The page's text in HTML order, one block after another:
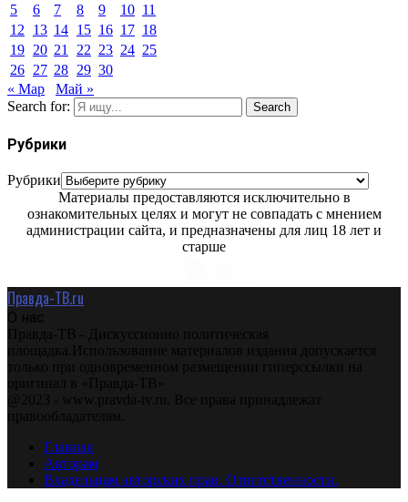
5
6 7 8 9 10 11
12
13 14 15 16 17 18
19 20 21 22 23 24 25
26 27 28 29 30
« Мар
Май »
Search for:
Search
Рубрики
Рубрики
Материалы предоставляются исключительно в
ознакомительных целях и могут не совпадать с мнением
администрации сайта, и предназначены для лиц 18 лет и
старше
Правда-ТВ.ru
О нас
Правда-ТВ - Дискуссионно политическая
площадка.Использование материалов издания допускается
только при одновременном размещении гиперссылки на
оригинал в «Правда-ТВ»
@2023 - www.pravda-tv.ru. Все права принадлежат
правообладателям.
Главная
Авторам
Владельцам авторских прав. Ответственности.